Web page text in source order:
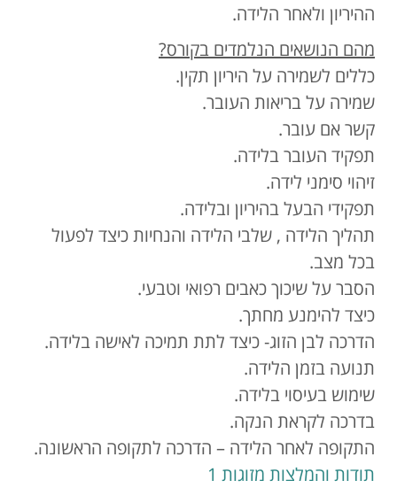
ההיריון ולאחר הלידה.
מהם הנושאים הנלמדים בקורס?
כללים לשמירה על היריון תקין.
שמירה על בריאות העובר.
קשר אם עובר.
תפקיד העובר בלידה.
זיהוי סימני לידה.
תפקידי הבעל בהיריון ובלידה.
תהליך הלידה , שלבי הלידה והנחיות כיצד לפעול
בכל מצב.
הסבר על שיכוך כאבים רפואי וטבעי.
כיצד להימנע מחתך.
הדרכה לבן הזוג- כיצד לתת תמיכה לאישה בלידה.
תנועה בזמן הלידה.
שימוש בעיסוי בלידה.
בדרכה לקראת הנקה.
התקופה לאחר הלידה – הדרכה לתקופה הראשונה.
תודות והמלצות מזוגות 1